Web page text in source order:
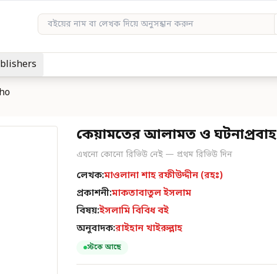
কেয়ামতের আলামত ও ঘটনাপ্রবাহ
এখনো কোনো রিভিউ নেই — প্রথম রিভিউ দিন
লেখক:মাওলানা শাহ রফীউদ্দীন (রহঃ)
প্রকাশনী:মাকতাবাতুল ইসলাম
বিষয়:ইসলামি বিবিধ বই
অনুবাদক:রাইহান খাইরুল্লাহ
স্টকে আছে